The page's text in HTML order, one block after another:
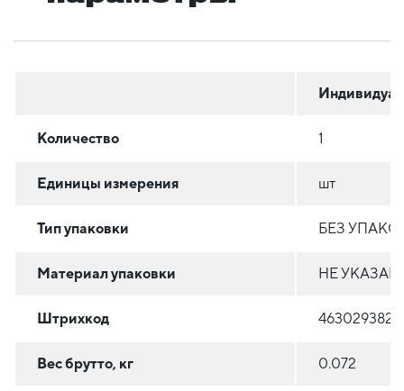
Количество 1
Единицы измерения шт
Тип упаковки БЕЗ
Материал упаковки НЕ УКАЗАН
Штрихкод
Вес брутто, кг 0.072